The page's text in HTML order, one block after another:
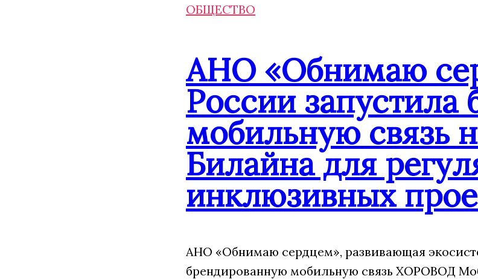
ОБЩЕСТВО
АНО «Обнимаю
России
мобильную связь
Билайна для
инклюзивных
АНО «Обнимаю сердцем», развивающая
брендированную мобильную связь ХОРОВОД